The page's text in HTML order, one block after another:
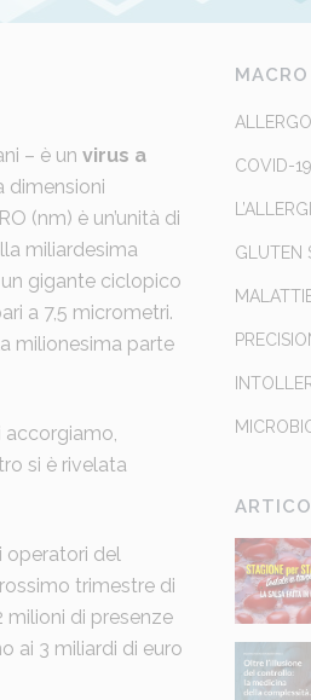
– è un virus a
dimensioni
(nm) è un’unità di
miliardesima
gigante ciclopico
a 7,5 micrometri.
milionesima parte
accorgiamo,
si è rivelata
operatori del
trimestre di
milioni di presenze
ai 3 miliardi di euro
MACRO
COVID-
GLUTEN